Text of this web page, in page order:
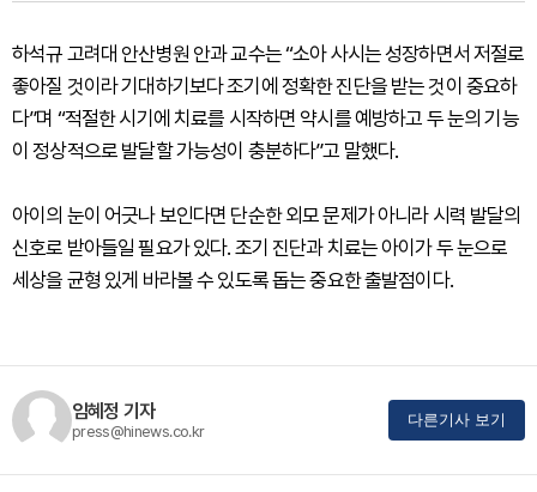
하석규 고려대 안산병원 안과 교수는 “소아 사시는 성장하면서 저절로
좋아질 것이라 기대하기보다 조기에 정확한 진단을 받는 것이 중요하
다”며 “적절한 시기에 치료를 시작하면 약시를 예방하고 두 눈의 기능
이 정상적으로 발달할 가능성이 충분하다”고 말했다.
아이의 눈이 어긋나 보인다면 단순한 외모 문제가 아니라 시력 발달의
신호로 받아들일 필요가 있다. 조기 진단과 치료는 아이가 두 눈으로
세상을 균형 있게 바라볼 수 있도록 돕는 중요한 출발점이다.
임혜정 기자
press@hinews.co.kr
다른기사 보기